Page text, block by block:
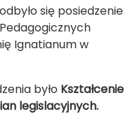
się posiedzenie
Ignatianum w
było Kształcenie
legislacyjnych.